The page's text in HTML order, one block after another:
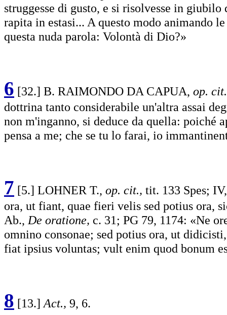
struggesse di gusto, e si risolvesse in
rapita in estasi... A questo modo animando
questa nuda parola: Volontà di Dio?»
6 [32.] B. RAIMONDO DA CAPUA, op.
dottrina tanto considerabile un'altra assai
non m'inganno, si deduce da quella: poiché
pensa a me; che se tu lo farai, io
7 [5.] LOHNER T., op. cit., tit. 133 Spes;
ora, ut fiant, quae fieri velis sed potius ora,
Ab., De oratione, c. 31; PG 79, 1174: «Ne
omnino consonae; sed potius ora, ut
fiat ipsius voluntas; vult enim quod bonum
8 [13.] Act., 9, 6.